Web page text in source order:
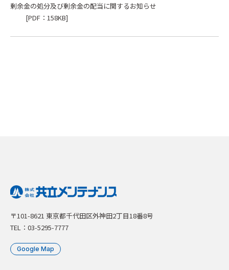
剰余金の処分及び剰余金の配当に関するお知らせ
[PDF：158KB]
〒101-8621 東京都千代田区外神田2丁目18番8号
TEL：03-5295-7777
Google Map